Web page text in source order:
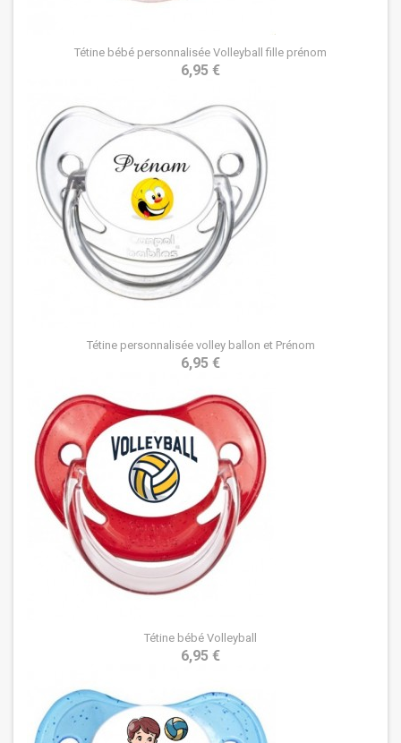
Tétine bébé personnalisée Volleyball fille prénom
6,95 €
Tétine personnalisée volley ballon et Prénom
6,95 €
Tétine bébé Volleyball
6,95 €